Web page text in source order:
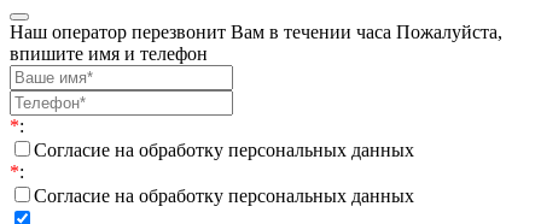
Наш оператор перезвонит Вам в течении часа Пожалуйста,
впишите имя и телефон
*:
Согласие на обработку персональных данных
*:
Согласие на обработку персональных данных